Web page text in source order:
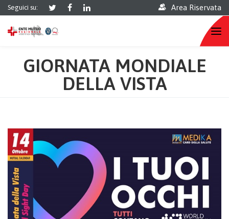
Seguici su: Area Riservata
GIORNATA MONDIALE
DELLA VISTA